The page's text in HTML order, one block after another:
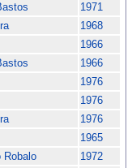
1971
1968
1966
1966
1976
1976
1976
1965
Robalo
1972